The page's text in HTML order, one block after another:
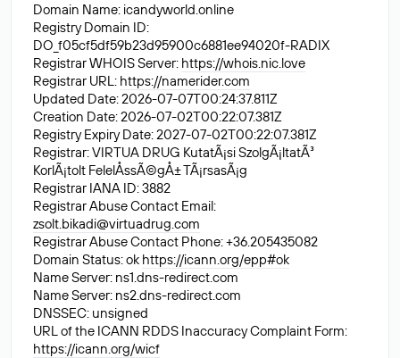
Domain Name: icandyworld.online
Registry Domain ID:
DO_f05cf5df59b23d95900c6881ee94020f-RADIX
Registrar WHOIS Server: https://whois.nic.love
Registrar URL: https://namerider.com
Updated Date: 2026-07-07T00:24:37.811Z
Creation Date: 2026-07-02T00:22:07.381Z
Registry Expiry Date: 2027-07-02T00:22:07.381Z
Registrar: VIRTUA DRUG KutatÃ¡si SzolgÃ¡ltatÃ³
KorlÃ¡tolt FelelÅssÃ©gÅ± TÃ¡rsasÃ¡g
Registrar IANA ID: 3882
Registrar Abuse Contact Email:
zsolt.bikadi@virtuadrug.com
Registrar Abuse Contact Phone: +36.205435082
Domain Status: ok https://icann.org/epp#ok
Name Server: ns1.dns-redirect.com
Name Server: ns2.dns-redirect.com
DNSSEC: unsigned
URL of the ICANN RDDS Inaccuracy Complaint Form:
https://icann.org/wicf